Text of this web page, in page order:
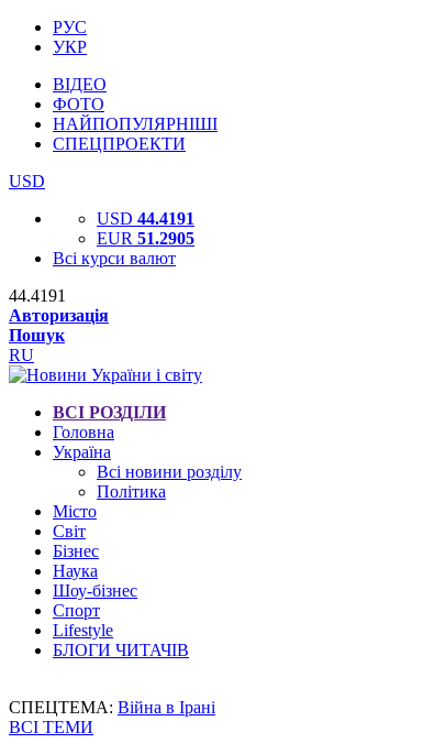
РУС
УКР
ВІДЕО
ФОТО
НАЙПОПУЛЯРНІШІ
СПЕЦПРОЕКТИ
USD
USD 44.4191
EUR 51.2905
Всі курси валют
44.4191
Авторизація
Пошук
RU
ВСІ РОЗДІЛИ
Головна
Україна
Всі новини розділу
Політика
Місто
Світ
Бізнес
Наука
Шоу-бізнес
Спорт
Lifestyle
БЛОГИ ЧИТАЧІВ
СПЕЦТЕМА: Війна в Ірані
ВСІ ТЕМИ